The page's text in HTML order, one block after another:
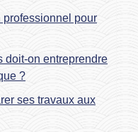
professionnel pour
doit-on entreprendre
?
ses travaux aux